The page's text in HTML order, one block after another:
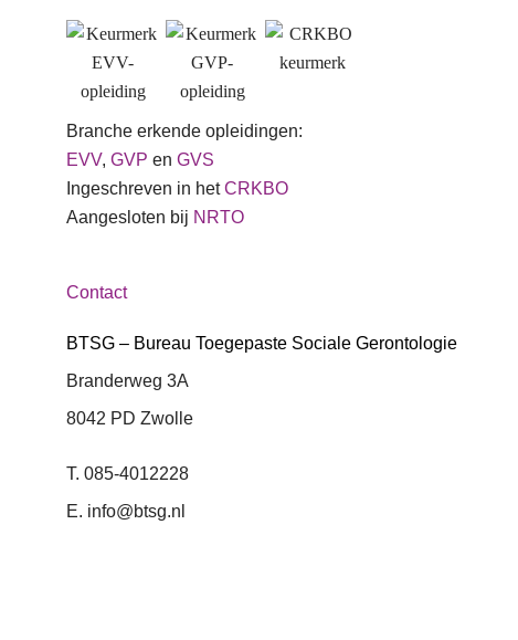
Branche erkende opleidingen:
EVV, GVP en GVS
Ingeschreven in hetCRKBO
Aangesloten bij NRTO
Contact
BTSG – Bureau Toegepaste Sociale Gerontologie
Branderweg 3A
8042 PD Zwolle
T. 085-4012228
E. info@btsg.nl